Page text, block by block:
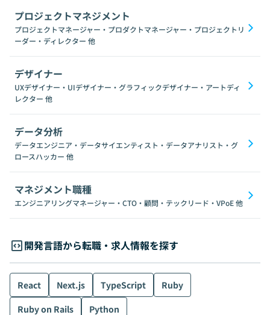
プロジェクトマネジメント
プロジェクトマネージャー・プロダクトマネージャー・プロジェクトリ
ーダー・ディレクター 他
デザイナー
UXデザイナー・UIデザイナー・グラフィックデザイナー・アートディ
レクター 他
データ分析
データエンジニア・データサイエンティスト・データアナリスト・グ
ロースハッカー 他
マネジメント職種
エンジニアリングマネージャー・CTO・顧問・テックリード・VPoE他
開発言語から転職・求人情報を探す
React Next.js TypeScript
Ruby
Ruby on Rails
Python